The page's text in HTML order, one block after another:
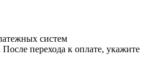
систем
перехода к оплате, укажите